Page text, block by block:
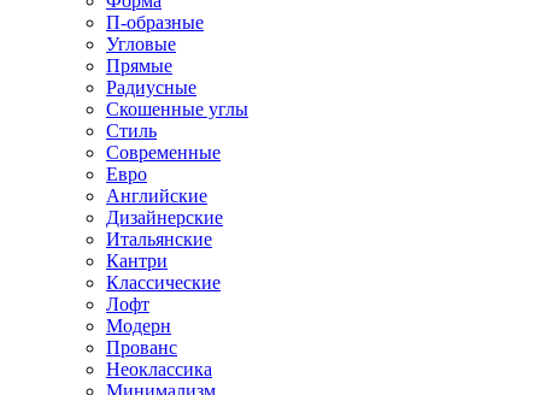
П-образные
Угловые
Прямые
Радиусные
Скошенные углы
Стиль
Современные
Евро
Английские
Дизайнерские
Итальянские
Кантри
Классические
Лофт
Модерн
Прованс
Неоклассика
Минимализм